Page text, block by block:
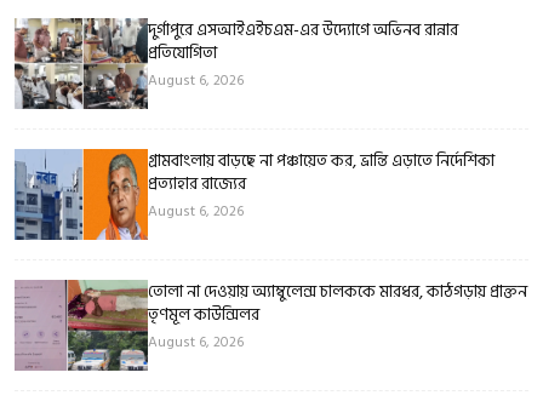
দুর্গাপুরে এসআইএইচএম-এর উদ্যোগে অভিনব রান্নার
প্রতিযোগিতা
August 6, 2026
গ্রামবাংলায় বাড়ছে না পঞ্চায়েত কর, ভ্রান্তি এড়াতে নির্দেশিকা
প্রত্যাহার রাজ্যের
August 6, 2026
তোলা না দেওয়ায় অ্যাম্বুলেন্স চালককে মারধর, কাঠগড়ায় প্রাক্তন
তৃণমূল কাউন্সিলর
August 6, 2026